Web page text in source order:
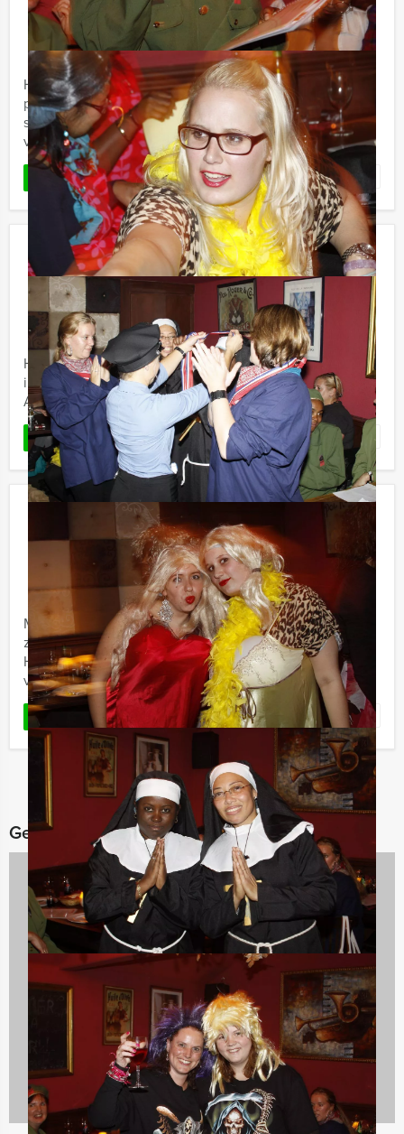
Vanaf€ 22,50 p.p. excl. BTW
Vanaf 12 personen ‐ 2 uur en 30 minuten
Holland Tour Guides neemt u mee naar de oudste
plekjes van Deventer! Tijdens deze unieke 'Old'
speurtocht ontdekt u de oudste bezienswaardigheden
van de stad en beleeft u ...
LEES MEER Favoriet
Sloepen Rally in Amsterdam
Vanaf€ 44,50 p.p. excl. BTW
Vanaf 15 personen ‐ 3 uur en 30 minuten
Houd u vast voor de Holland Tour Guides Sloepen Rally
in Amsterdam: met een fluisterboot door de
Amsterdamse grachten en leuke opdrachten uitvoeren.
LEES MEER Favoriet
GPS Speurtocht Den Haag
Vanaf€ 22,50 p.p. excl. BTW
Vanaf 12 personen ‐ 2 uur en 30 minuten
Met deze GPS Speurtocht van Holland Tour Guides
zorgen wij dat u binnen no-time de weg weet in Den
Haag. Door middel van een GPS apparaat en leuke
vragen zullen wij uw ...
LEES MEER Favoriet
Gerelateerde categorieën
Vrijgezellenfeest mannen
626 uitjes